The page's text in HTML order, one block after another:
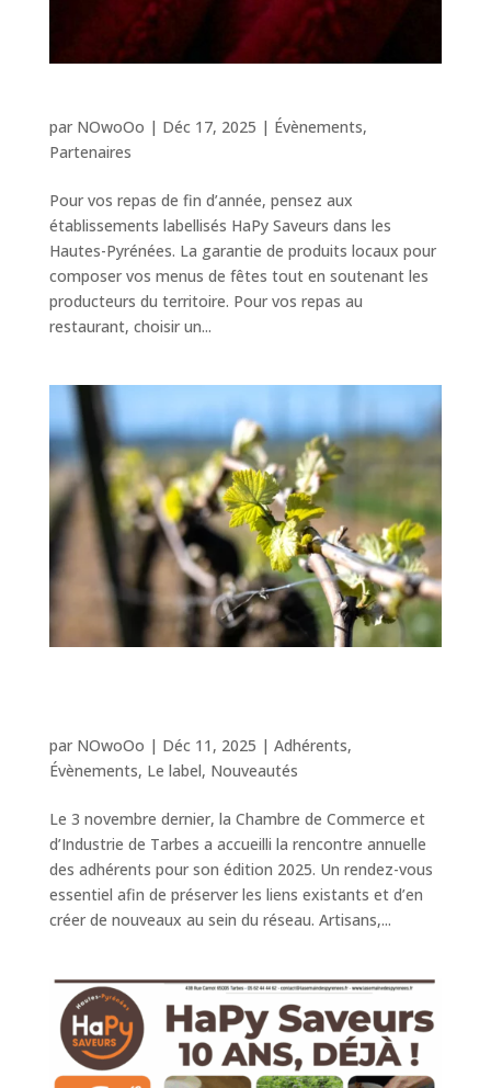
par NOwoOo | Déc 17, 2025 | Évènements,
Partenaires
Pour vos repas de fin d’année, pensez aux
établissements labellisés HaPy Saveurs dans les
Hautes-Pyrénées. La garantie de produits locaux pour
composer vos menus de fêtes tout en soutenant les
producteurs du territoire. Pour vos repas au
restaurant, choisir un...
par NOwoOo | Déc 11, 2025 | Adhérents,
Évènements, Le label, Nouveautés
Le 3 novembre dernier, la Chambre de Commerce et
d’Industrie de Tarbes a accueilli la rencontre annuelle
des adhérents pour son édition 2025. Un rendez-vous
essentiel afin de préserver les liens existants et d’en
créer de nouveaux au sein du réseau. Artisans,...